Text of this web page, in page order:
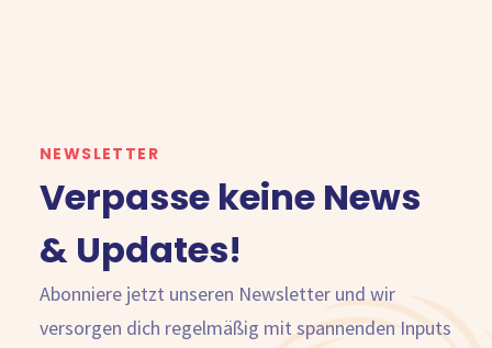
NEWSLETTER
Verpasse keine News
& Updates!
Abonniere jetzt unseren Newsletter und wir
versorgen dich regelmäßig mit spannenden Inputs